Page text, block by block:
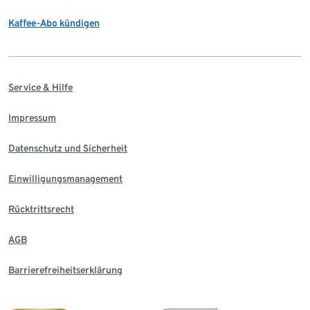
Kaffee-Abo kündigen
Service & Hilfe
Impressum
Datenschutz und Sicherheit
Einwilligungsmanagement
Rücktrittsrecht
AGB
Barrierefreiheitserklärung